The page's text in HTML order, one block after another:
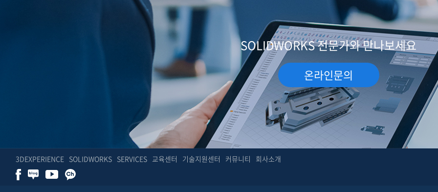
SOLIDWORKS 전문가와 만나보세요
온라인문의
3DEXPERIENCE SOLIDWORKS SERVICES 교육센터 기술지원센터 커뮤니티 회사소개